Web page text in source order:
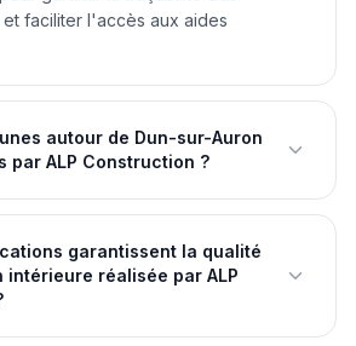
et faciliter l'accès aux aides
autour de Dun-sur-Auron
par ALP Construction ?
garantissent la qualité
intérieure réalisée par ALP